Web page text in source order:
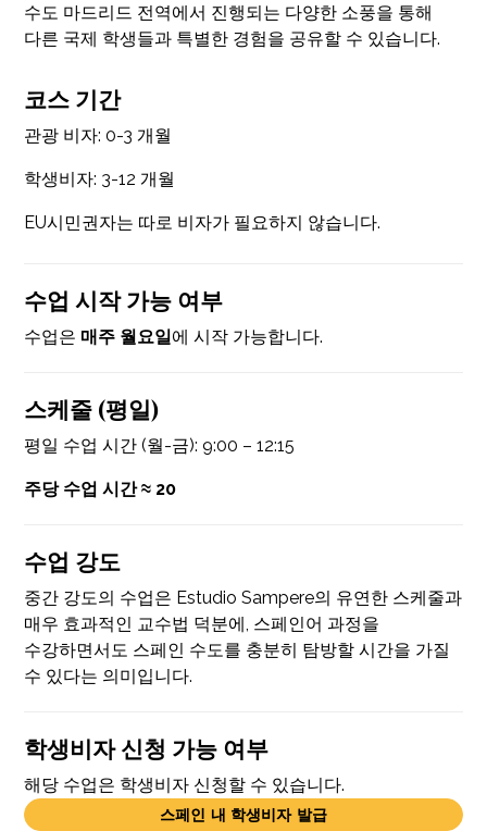
수도 마드리드 전역에서 진행되는 다양한 소풍을 통해
다른 국제 학생들과 특별한 경험을 공유할 수 있습니다.
코스 기간
관광 비자: 0-3 개월
학생비자: 3-12 개월
EU시민권자는 따로 비자가 필요하지 않습니다.
수업 시작 가능 여부
수업은 매주 월요일에 시작 가능합니다.
스케줄 (평일)
평일 수업 시간 (월-금): 9:00 – 12:15
주당 수업 시간 ≈ 20
수업 강도
중간 강도의 수업은 Estudio Sampere의 유연한 스케줄과
매우 효과적인 교수법 덕분에, 스페인어 과정을
수강하면서도 스페인 수도를 충분히 탐방할 시간을 가질
수 있다는 의미입니다.
학생비자 신청 가능 여부
해당 수업은 학생비자 신청할 수 있습니다.
스페인 내 학생비자 발급